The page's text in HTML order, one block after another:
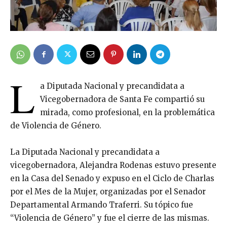
L
a Diputada Nacional y precandidata a
Vicegobernadora de Santa Fe compartió su
mirada, como profesional, en la problemática
de Violencia de Género.
La Diputada Nacional y precandidata a
vicegobernadora, Alejandra Rodenas estuvo presente
en la Casa del Senado y expuso en el Ciclo de Charlas
por el Mes de la Mujer, organizadas por el Senador
Departamental Armando Traferri. Su tópico fue
“Violencia de Género” y fue el cierre de las mismas.